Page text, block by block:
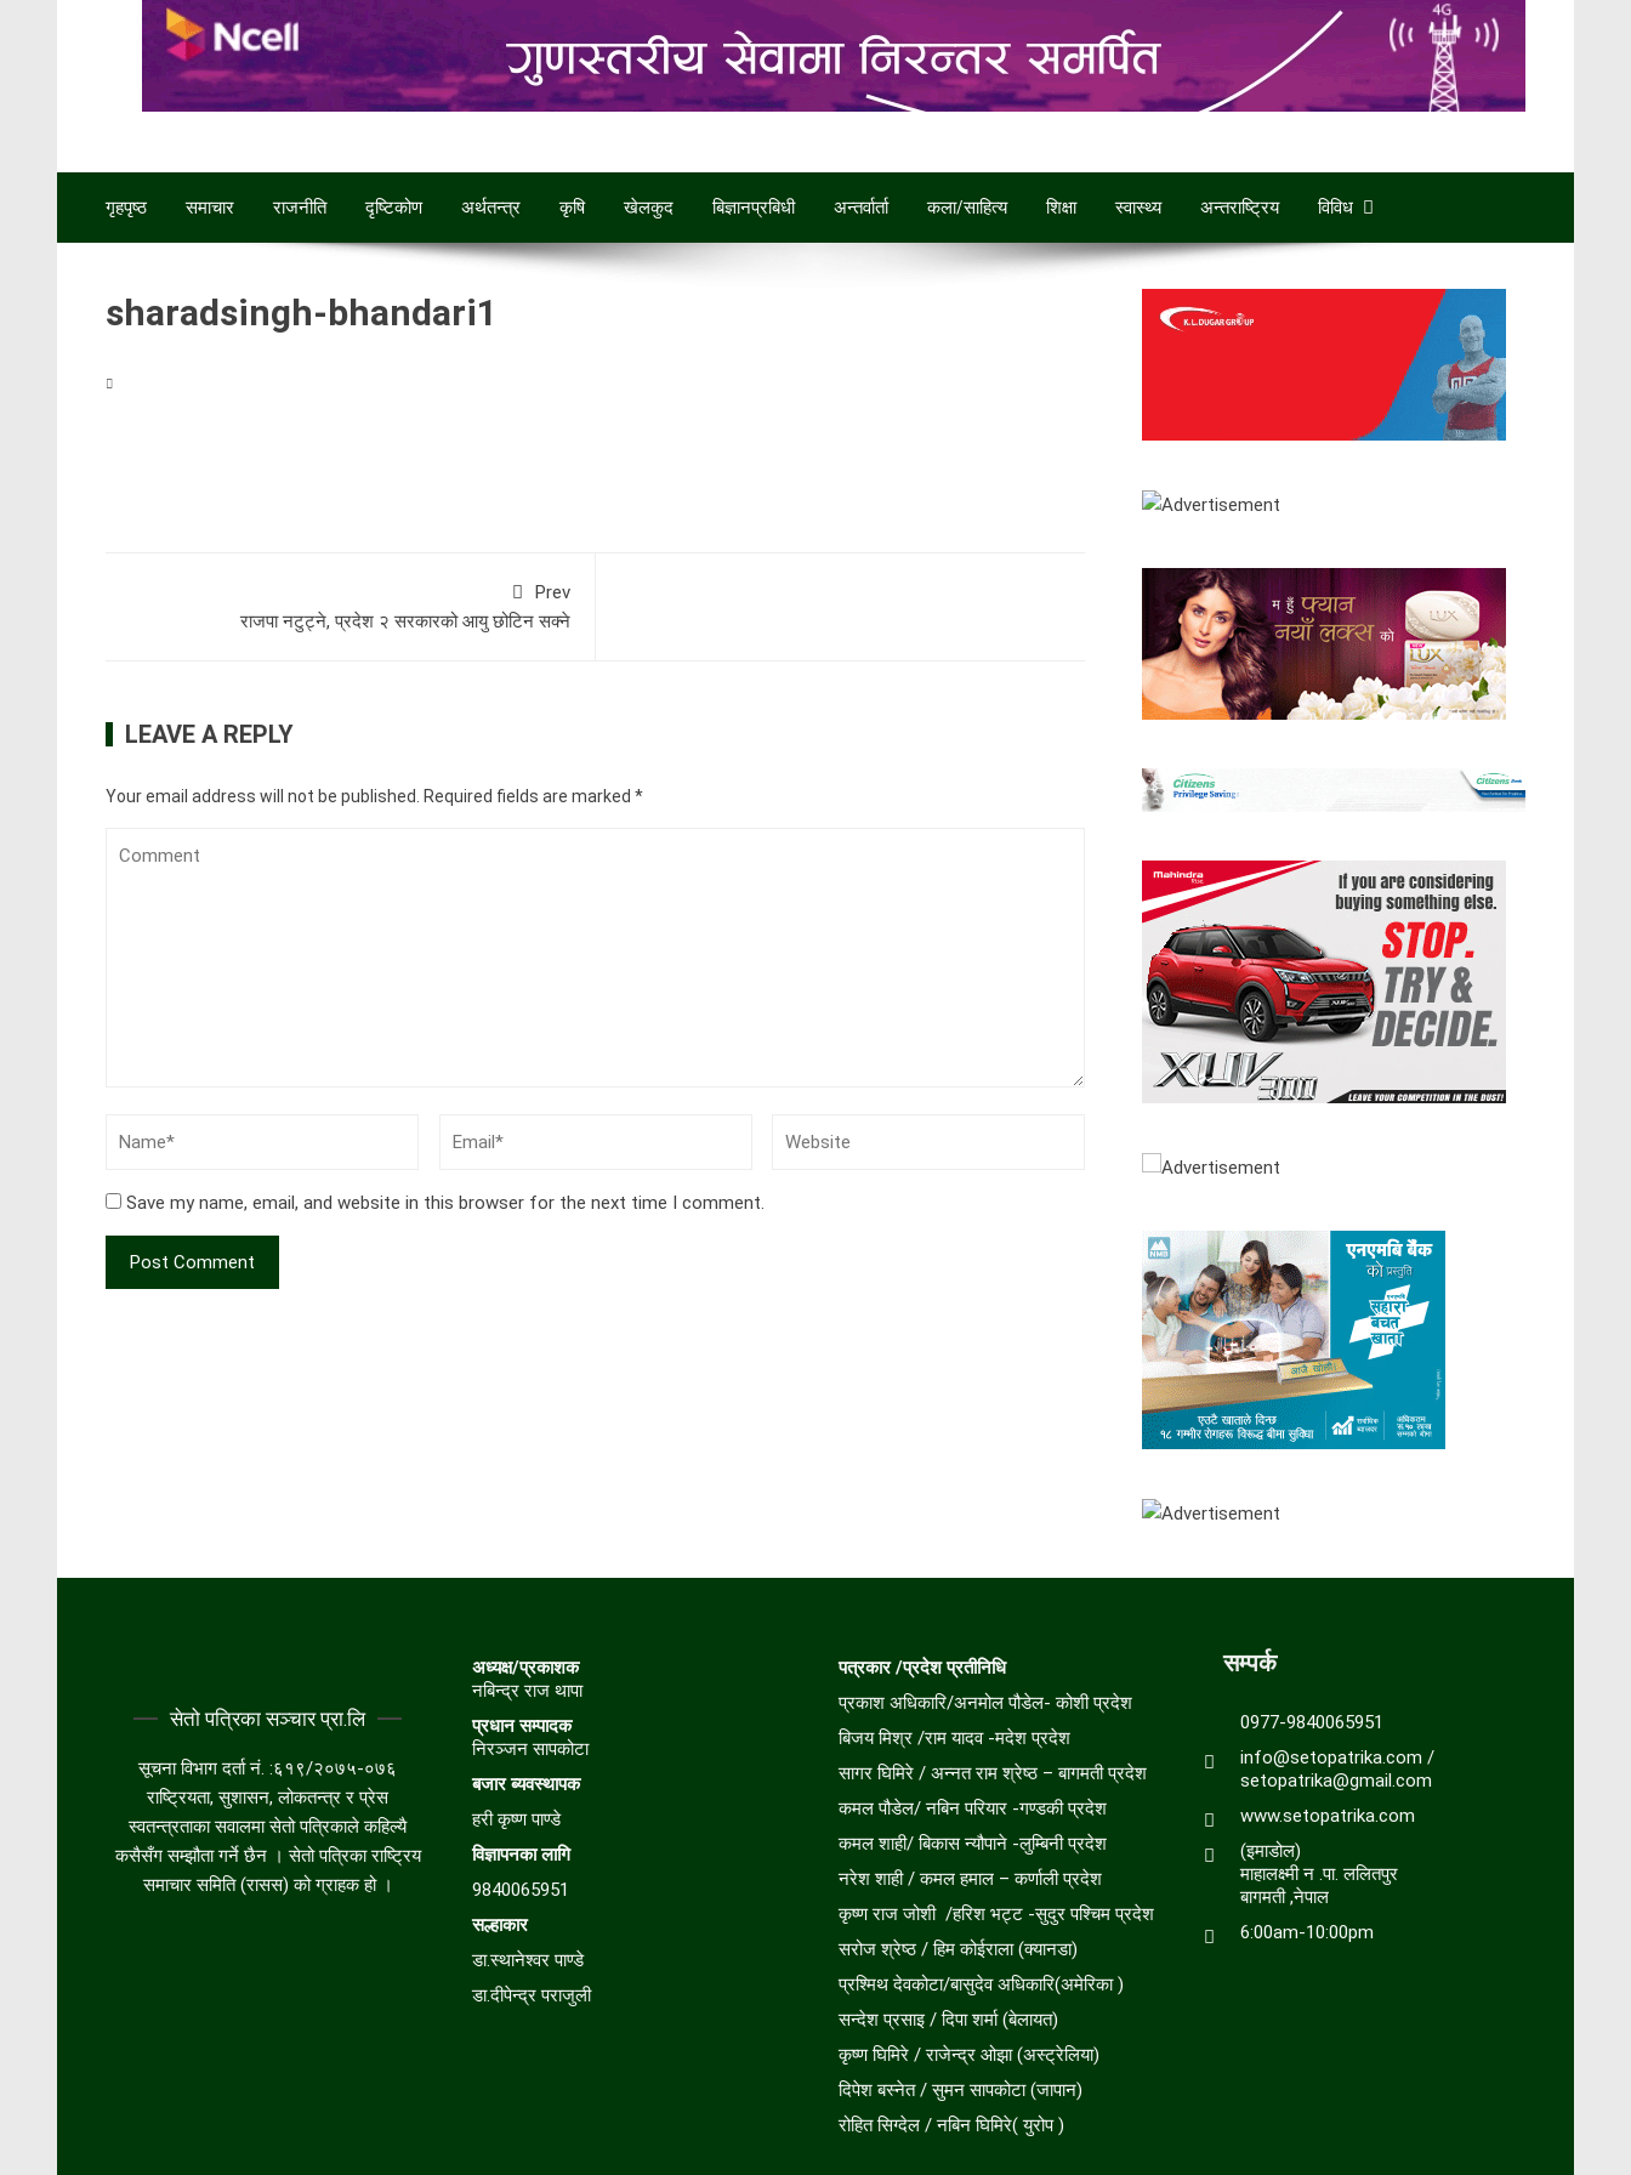
गृहपृष्ठ समाचार राजनीति दृष्टिकोण अर्थतन्‍त्र कृषि खेलकुद बिज्ञानप्रबिधी अन्तर्वार्ता कला/साहित्य शिक्षा स्वास्थ्य अन्तराष्ट्रिय विविध
sharadsingh-bhandari1
Prev
राजपा नटुट्ने, प्रदेश २ सरकारको आयु छोटिन सक्ने
LEAVE A REPLY
Your email address will not be published. Required fields are marked *
Save my name, email, and website in this browser for the next time I comment.
सेतो पत्रिका सञ्चार प्रा.लि
सूचना विभाग दर्ता नं. :६१९/२०७५-०७६
राष्ट्रियता, सुशासन, लोकतन्त्र र प्रेस
स्वतन्त्रताका सवालमा सेतो पत्रिकाले कहिल्यै
कसैसँग सम्झौता गर्ने छैन । सेतो पत्रिका राष्ट्रिय
समाचार समिति (रासस) को ग्राहक हो ।
अध्यक्ष/प्रकाशक
नबिन्द्र राज थापा
प्रधान सम्पादक
निरञ्जन सापकोटा
बजारब्यवस्थापक
हरी कृष्ण पाण्डे
विज्ञापनका लागि
9840065951
सल्हाकार
डा.स्थानेश्वर पाण्डे
डा.दीपेन्द्र पराजुली
पत्रकार /प्रदेश प्रतीनिधि
प्रकाश अधिकारि/अनमोल पौडेल- कोशी प्रदेश
बिजय मिश्र /राम यादव -मदेश प्रदेश
सागर घिमिरे / अन्नत राम श्रेष्ठ – बागमती प्रदेश
कमल पौडेल/ नबिन परियार -गण्डकी प्रदेश
कमल शाही/ बिकास न्यौपाने -लुम्बिनी प्रदेश
नरेश शाही / कमल हमाल – कर्णाली प्रदेश
कृष्ण राज जोशी /हरिश भट्ट -सुदुर पश्चिम प्रदेश
सरोज श्रेष्ठ / हिम कोईराला (क्यानडा)
प्रश्मिथ देवकोटा/बासुदेव अधिकारि(अमेरिका )
सन्देश प्रसाइ / दिपा शर्मा (बेलायत)
कृष्ण घिमिरे / राजेन्द्र ओझा (अस्ट्रेलिया)
दिपेश बस्नेत / सुमन सापकोटा (जापान)
रोहित सिग्देल / नबिन घिमिरे( युरोप )
सम्पर्क
0977-9840065951
info@setopatrika.com /
setopatrika@gmail.com
www.setopatrika.com
(इमाडोल)
माहालक्ष्मी न .पा. ललितपुर
बागमती ,नेपाल
6:00am-10:00pm